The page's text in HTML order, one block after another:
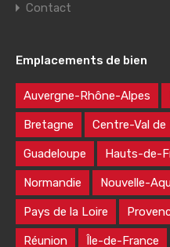
Contact
Emplacements de bien
Auvergne-Rhône-Alpes
Bretagne Centre-Val de
Guadeloupe Hauts-de-
Normandie Nouvelle-
Pays de la Loire
Réunion Île-de-France